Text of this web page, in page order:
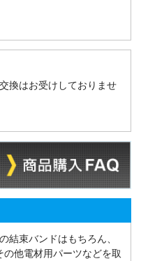
換はお受けしておりませ
結束バンドはもちろん、
他電材用パーツなどを取